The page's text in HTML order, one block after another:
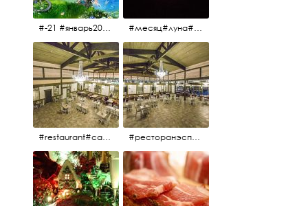
#-21 #январь2017 #зима2017 #санктпетербург2017 #месяц#луна#африканскаялуна#moon#moon🌙
#restaurant#candidates #aspila #restaurantaspils ресторан#ресторанэспиля#эспланада#концертнаяэстрада #ресторанэспиля#restaurantaspils#aspila#candidates#эспланада#концертнаяэстрада